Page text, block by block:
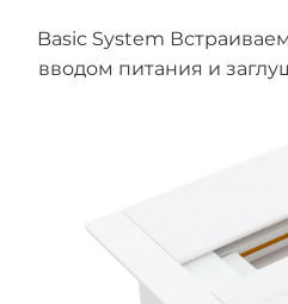
Basic System
вводом питания и